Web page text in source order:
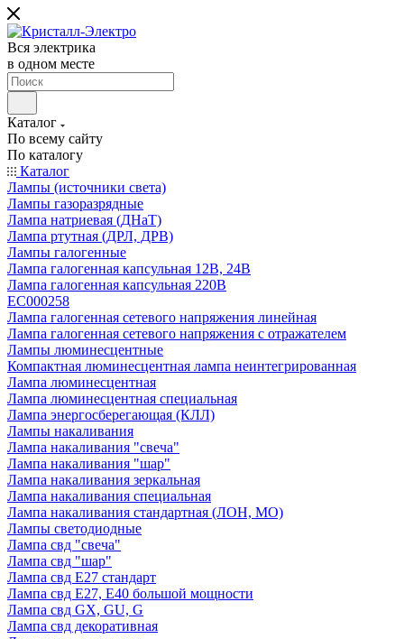
Вся электрика
в одном месте
Каталог
По всему сайту
По каталогу
Каталог
Лампы (источники света)
Лампы газоразрядные
Лампа натриевая (ДНаТ)
Лампа ртутная (ДРЛ, ДРВ)
Лампы галогенные
Лампа галогенная капсульная 12В, 24В
Лампа галогенная капсульная 220В
EC000258
Лампа галогенная сетевого напряжения линейная
Лампа галогенная сетевого напряжения с отражателем
Лампы люминесцентные
Компактная люминесцентная лампа неинтегрированная
Лампа люминесцентная
Лампа люминесцентная специальная
Лампа энергосберегающая (КЛЛ)
Лампы накаливания
Лампа накаливания "свеча"
Лампа накаливания "шар"
Лампа накаливания зеркальная
Лампа накаливания специальная
Лампа накаливания стандартная (ЛОН, МО)
Лампы светодиодные
Лампа свд "свеча"
Лампа свд "шар"
Лампа свд E27 стандарт
Лампа свд E27, Е40 большой мощности
Лампа свд GX, GU, G
Лампа свд декоративная